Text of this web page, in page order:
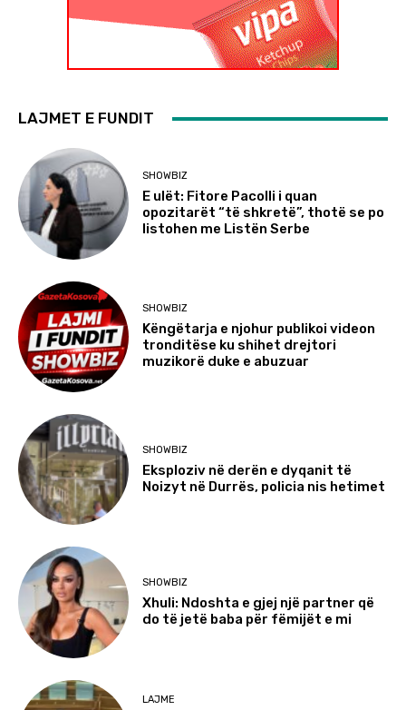
LAJMET E FUNDIT
SHOWBIZ
E ulët: Fitore Pacolli i quan
opozitarët “të shkretë”, thotë se po
listohen me Listën Serbe
SHOWBIZ
Këngëtarja e njohur publikoi videon
tronditëse ku shihet drejtori
muzikorë duke e abuzuar
SHOWBIZ
Eksploziv në derën e dyqanit të
Noizyt në Durrës, policia nis hetimet
SHOWBIZ
Xhuli: Ndoshta e gjej një partner që
do të jetë baba për fëmijët e mi
LAJME